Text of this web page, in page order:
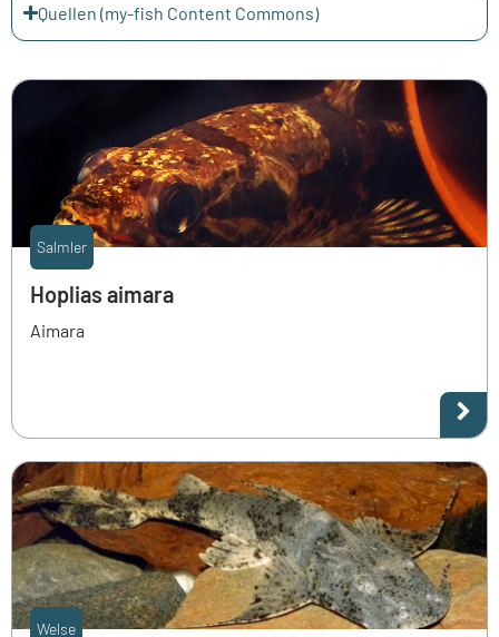
Quellen (my-fish Content Commons)
Salmler
Hoplias aimara
Aimara
Welse